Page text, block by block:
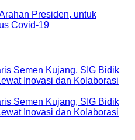
Presiden, untuk
Covid-19